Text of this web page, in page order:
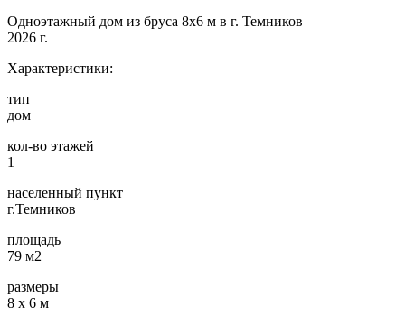
Одноэтажный дом из бруса 8х6 м в г. Темников
2026 г.
Характеристики:
тип
дом
кол-во этажей
1
населенный пункт
г.Темников
площадь
79 м2
размеры
8 х 6 м